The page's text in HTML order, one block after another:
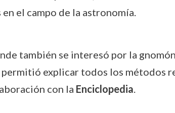
el campo de la astronomía.
también se interesó por la
permitió explicar todos los métodos
con la Enciclopedia.